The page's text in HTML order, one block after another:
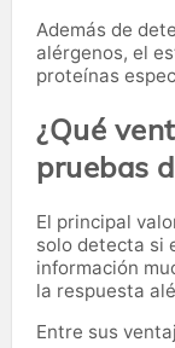
Además de
alérgenos, el
proteínas
¿Qué
pruebas
El principal
solo detecta si
información
la respuesta
Entre sus